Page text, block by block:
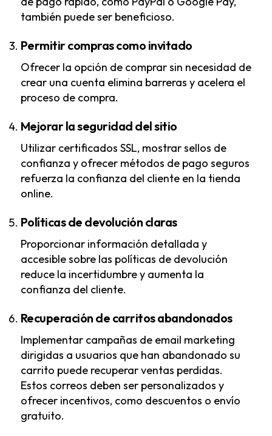
también puede ser beneficioso.
Permitir compras como invitado
Ofrecer la opción de comprar sin necesidad de
crear una cuenta elimina barreras y acelera el
proceso de compra.
Mejorar la seguridad del sitio
Utilizar certificados SSL, mostrar sellos de
confianza y ofrecer métodos de pago seguros
refuerza la confianza del cliente en la tienda
online.
Políticas de devolución claras
Proporcionar información detallada y
accesible sobre las políticas de devolución
reduce la incertidumbre y aumenta la
confianza del cliente.
Recuperación de carritos abandonados
Implementar campañas de email marketing
dirigidas a usuarios que han abandonado su
carrito puede recuperar ventas perdidas.
Estos correos deben ser personalizados y
ofrecer incentivos, como descuentos o envío
gratuito.